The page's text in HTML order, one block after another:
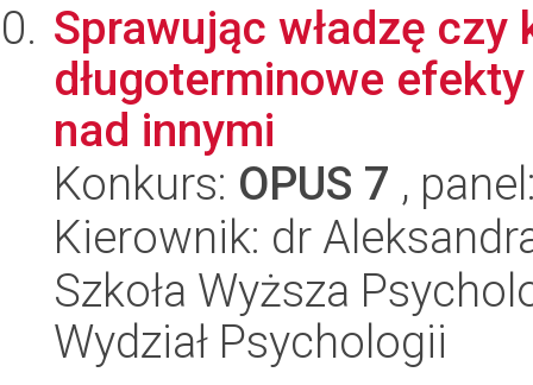
Sprawując władzę
długoterminowe
nad innymi
Konkurs: OPUS 7 ,
Kierownik: dr
Szkoła Wyższa
Wydział Psychologii